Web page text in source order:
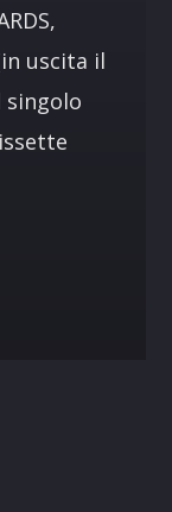
uscita il